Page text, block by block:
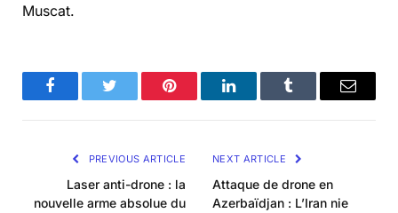
Muscat.
FacebookTwitter Pinterest LinkedInTumblr Email
PREVIOUS ARTICLE
Laser anti-drone : la
nouvelle arme absolue du
NEXT ARTICLE
Attaque de drone en
Azerbaïdjan : L’Iran nie